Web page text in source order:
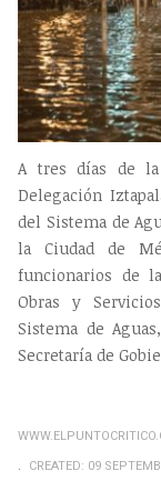
A tres días de
Delegación
del Sistema de
la Ciudad de
funcionarios de
Obras y
Sistema de
Secretaría de
CREATED: 09